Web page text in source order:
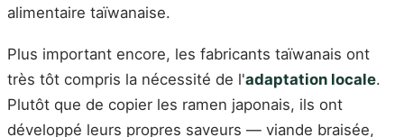
alimentaire taïwanaise.
Plus important encore, les fabricants taïwanais ont
très tôt compris la nécessité de l'adaptation locale.
Plutôt que de copier les ramen japonais, ils ont
développé leurs propres saveurs — viande braisée,